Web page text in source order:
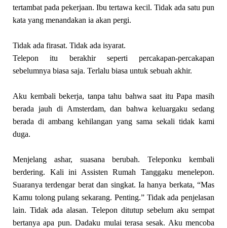
tertambat pada pekerjaan. Ibu tertawa kecil. Tidak ada satu pun
kata yang menandakan ia akan pergi.
Tidak ada firasat. Tidak ada isyarat.
Telepon itu berakhir seperti percakapan-percakapan
sebelumnya biasa saja. Terlalu biasa untuk sebuah akhir.
Aku kembali bekerja, tanpa tahu bahwa saat itu Papa masih
berada jauh di Amsterdam, dan bahwa keluargaku sedang
berada di ambang kehilangan yang sama sekali tidak kami
duga.
Menjelang ashar, suasana berubah. Teleponku kembali
berdering. Kali ini Assisten Rumah Tanggaku menelepon.
Suaranya terdengar berat dan singkat. Ia hanya berkata, “Mas
Kamu tolong pulang sekarang. Penting.” Tidak ada penjelasan
lain. Tidak ada alasan. Telepon ditutup sebelum aku sempat
bertanya apa pun. Dadaku mulai terasa sesak. Aku mencoba